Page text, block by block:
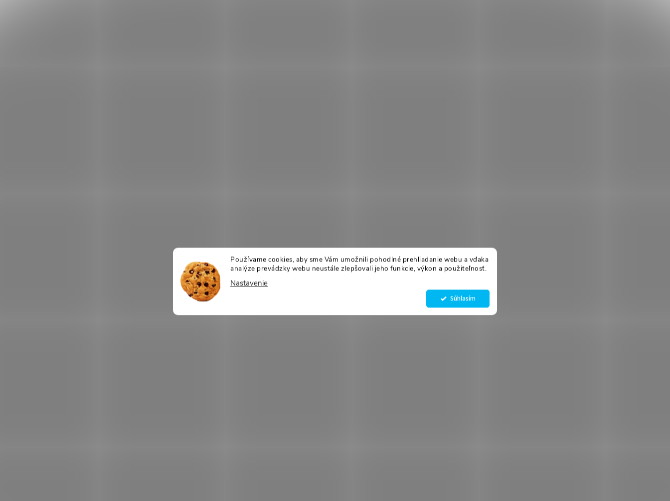
Používame cookies, aby sme Vám umožnili pohodlné prehliadanie webu a vďaka
analýze prevádzky webu neustále zlepšovali jeho funkcie, výkon a použiteľnosť.
Nastavenie
Súhlasím